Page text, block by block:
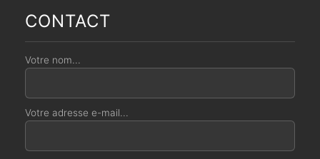
CONTACT
Votre nom...
Votre adresse e-mail...